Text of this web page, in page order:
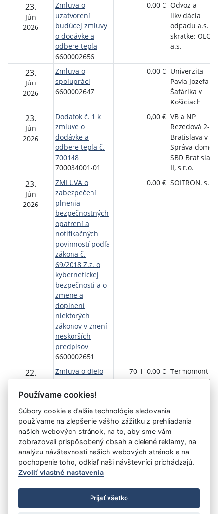
23.
Jún
2026
Zmluva o
uzatvorení
budúcej zmluvy
o dodávke a
odbere tepla
6600002656
0,00 € Odvoz a
likvidácia
odpadu a.s. v
skratke: OLO
a.s.
23.
Jún
2026
Zmluva o
spolupráci
6600002647
0,00 € Univerzita
Pavla Jozefa
Šafárika v
Košiciach
23.
Jún
2026
Dodatok č. 1 k
zmluve o
dodávke a
odbere tepla č.
700148
700034001-01
0,00 € VB a NP
Rezedová 2-8,
Bratislava v z.
Správa domov
SBD Bratislava
II, s.r.o.
23.
Jún
2026
ZMLUVA o
zabezpečení
plnenia
bezpečnostných
opatrení a
notifikačných
povinností podľa
zákona č.
69/2018 Z.z. o
kybernetickej
bezpečnosti a o
zmene a
doplnení
niektorých
zákonov v znení
neskorších
predpisov
6600002651
0,00 € SOITRON,
22.
2026
Zmluva o dielo
70 110,00 € Termomont
Dolná Krupá,
« 1 2 3 4Aktuálna
stránka
4
5 6 7 8 9
11
»
Úrad vlády SR
- Všetky práva vyhradené
Prehlásenie o prístupnosti
Zmluvy do 31.12.2010
Nastavenia cookies
Používame cookies!
Súbory cookie a ďalšie technológie sledovania
používame na zlepšenie vášho zážitku z prehliadania
našich webových stránok, na to, aby sme vám
zobrazovali prispôsobený obsah a cielené reklamy, na
analýzu návštevnosti našich webových stránok a na
pochopenie toho, odkiaľ naši návštevníci prichádzajú.
Zvoliť vlastné nastavenia
Prijať všetko